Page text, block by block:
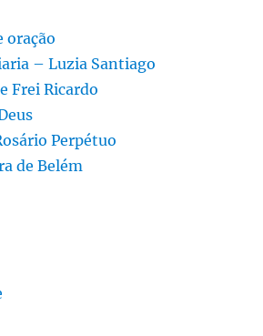
oração
– Luzia Santiago
Frei Ricardo
Perpétuo
de Belém